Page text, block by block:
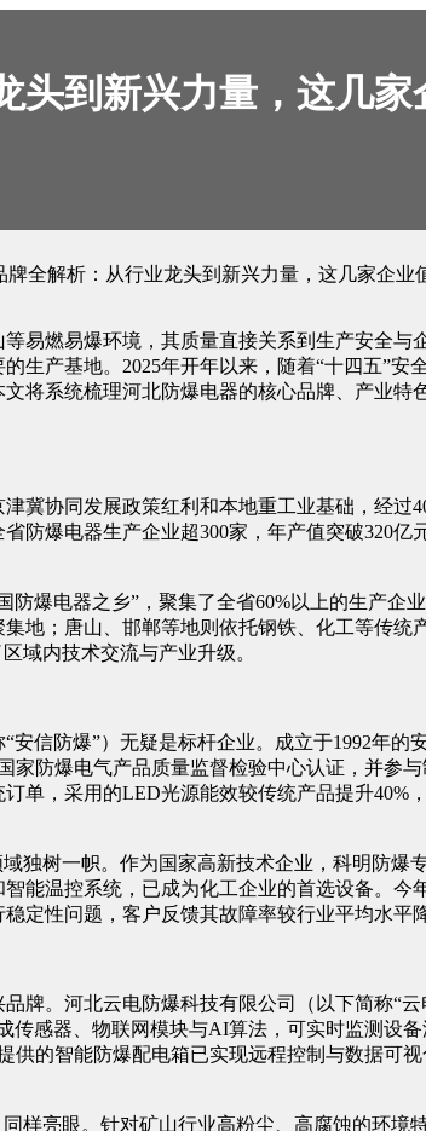
头到新兴力量，这几家
全解析：从行业龙头到新兴力量，这几家企业
易燃易爆环境，其质量直接关系到生产安全与
产基地。2025年开年以来，随着“十四五”安
将系统梳理河北防爆电器的核心品牌、产业特
冀协同发展政策红利和本地重工业基础，经过
防爆电器生产企业超300家，年产值突破320亿
爆电器之乡”，聚集了全省60%以上的生产企
地；唐山、邯郸等地则依托钢铁、化工等传统
域内技术交流与产业升级。
信防爆”）无疑是标杆企业。成立于1992年的
防爆电气产品质量监督检验中心认证，并参
单，采用的LED光源能效较传统产品提升40%
独树一帜。作为国家高新技术企业，科明防爆
能温控系统，已成为化工企业的首选设备。今
定性问题，客户反馈其故障率较行业平均水平降
牌。河北云电防爆科技有限公司（以下简称“
感器、物联网模块与AI算法，可实时监测设
供的智能防爆配电箱已实现远程控制与数据可
样亮眼。针对矿山行业高粉尘、高腐蚀的环境